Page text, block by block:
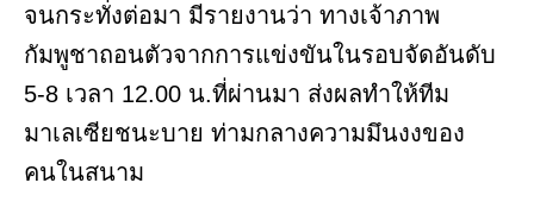
จนกระทั่งต่อมา มีรายงานว่า ทางเจ้าภาพ
กัมพูชาถอนตัวจากการแข่งขันในรอบจัดอันดับ
5-8 เวลา 12.00 น.ที่ผ่านมา ส่งผลทำให้ทีม
มาเลเซียชนะบาย ท่ามกลางความมึนงงของ
คนในสนาม